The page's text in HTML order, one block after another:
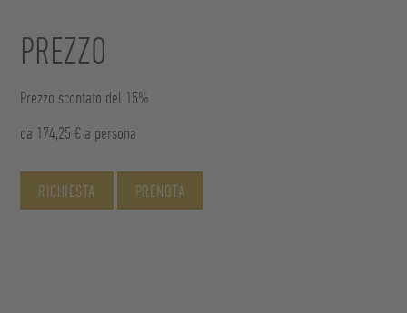
PREZZO
Prezzo scontato del 15%
da 174,25 € a persona
RICHIESTA PRENOTA